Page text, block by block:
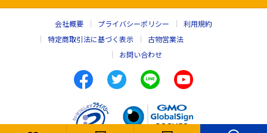
会社概要 プライバシーポリシー
利用規約
特定商取引法に基づく表示
古物営業法
お問い合わせ